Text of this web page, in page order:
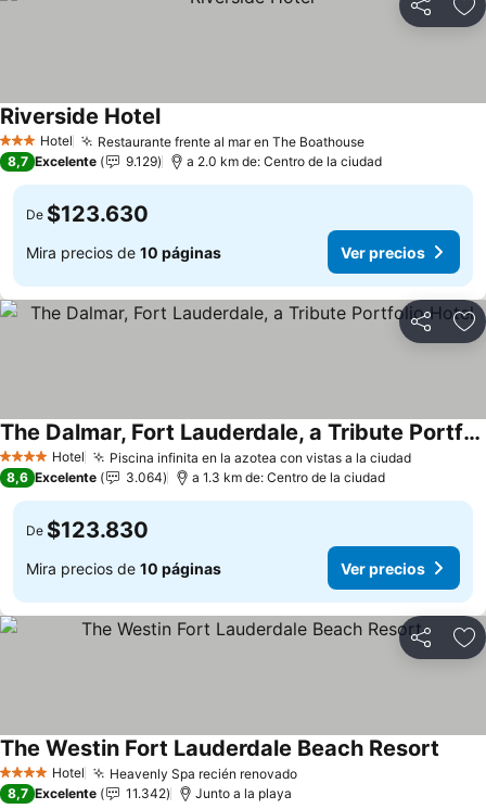
Compartir
3 Estrellas
Hotel Restaurante frente al mar en The Boathouse
Riverside Hotel
8,7 Excelente 9.129 a 2.0 km de: Centro de la ciudad
De $123.630
Mira precios de 10 páginas Ver precios
Compartir
4 EstrellasHotel Piscina infinita en la azotea con vistas a la ciudad
The Dalmar, Fort Lauderdale, a Tribute Portfolio Hotel
8,6 Excelente 3.064 a 1.3 km de: Centro de la ciudad
De $123.830
Mira precios de 10 páginas Ver precios
Compartir
4 EstrellasHotel Heavenly Spa recién renovado
The Westin Fort Lauderdale Beach Resort
8,7 Excelente 11.342 Junto a la playa